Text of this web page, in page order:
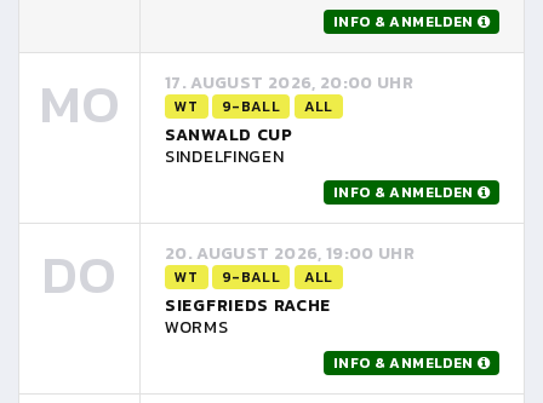
INFO & ANMELDEN
MO 17. AUGUST 2026, 20:00 UHR
WT 9-BALL ALL
SANWALD CUP
SINDELFINGEN
INFO & ANMELDEN
DO 20. AUGUST 2026, 19:00 UHR
WT 9-BALL ALL
SIEGFRIEDS RACHE
WORMS
INFO & ANMELDEN